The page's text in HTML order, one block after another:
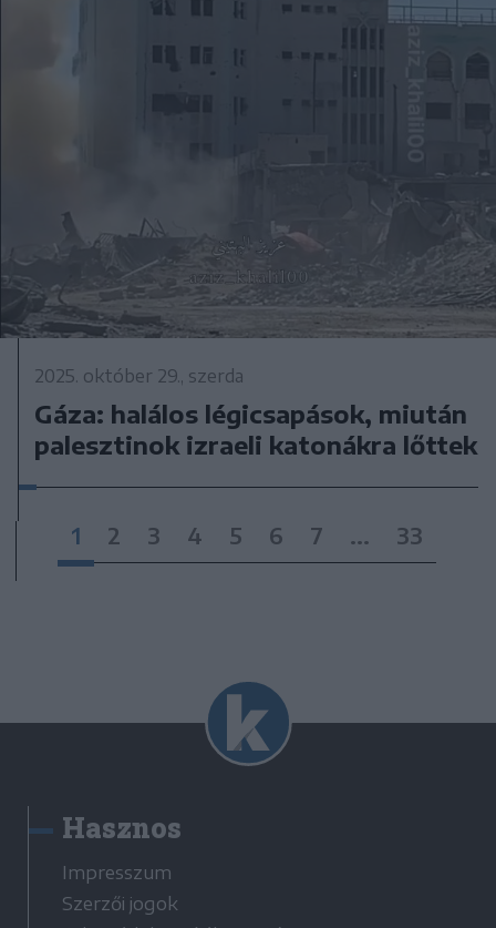
2025. október 29., szerda
Gáza: halálos légicsapások, miután
palesztinok izraeli katonákra lőttek
1 2 3 4 5 6 7 ... 33
Hasznos
Impresszum
Szerzői jogok